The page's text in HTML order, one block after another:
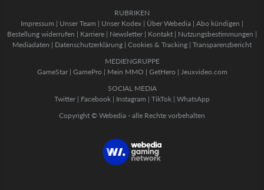
RUBRIKEN
Impressum | Unser Team | Unser Kodex | Über Webedia | Abo kündigen |
Bestellung widerrufen | Karriere | Newsletter | Kontakt | Nutzungsbestimmungen |
Mediadaten | Datenschutzerklärung | Cookies & Tracking | Transparenzbericht
MEDIENGRUPPE
GameStar| GamePro | Mein MMO | GetHero | Jeuxvideo.com
SOCIAL MEDIA
Twitter | Facebook | Instagram | TikTok | WhatsApp
Copyright © Webedia - alle Rechte vorbehalten